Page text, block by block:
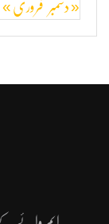
« دسمبر فروری »